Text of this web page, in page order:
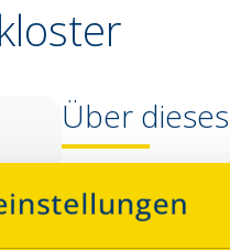
im
Über
Ein Gebäude mit
Wohngebäude und
über die